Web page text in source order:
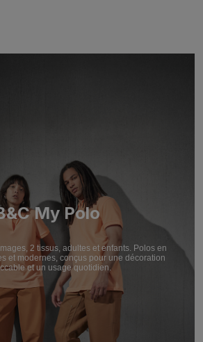
My Polo
2 tissus, adultes et enfants. Polos en
et modernes, conçus pour une décoration
et un usage quotidien.